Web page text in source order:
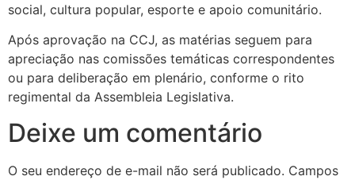
social, cultura popular, esporte e apoio comunitário.
Após aprovação na CCJ, as matérias seguem para
apreciação nas comissões temáticas correspondentes
ou para deliberação em plenário, conforme o rito
regimental da Assembleia Legislativa.
Deixe um comentário
O seu endereço de e-mail não será publicado. Campos